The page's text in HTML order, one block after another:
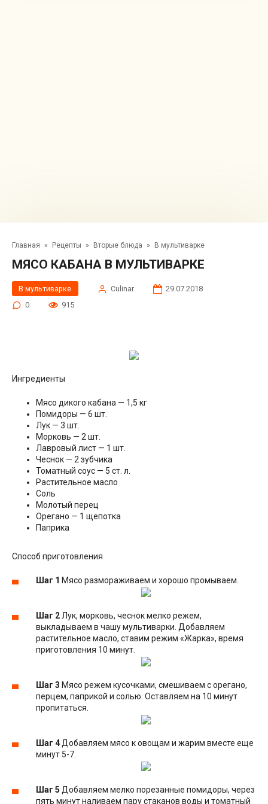
Главная » Рецепты » Вторые блюда » В мультиварке
МЯСО КАБАНА В МУЛЬТИВАРКЕ
В мультиварке Сulinar
29.07.2018
0
915
Ингредиенты
Мясо дикого кабана — 1,5 кг
Помидоры — 6 шт.
Лук — 3 шт.
Морковь — 2 шт.
Лавровый лист — 1 шт.
Чеснок — 2 зубчика
Томатный соус — 5 ст. л.
Растительное масло
Соль
Молотый перец
Орегано — 1 щепотка
Паприка
Способ приготовления
Шаг 1 Мясо размораживаем и хорошо промываем.
Шаг 2 Лук, морковь, чеснок мелко режем,
выкладываем в чашу мультиварки. Добавляем
растительное масло, ставим режим «Жарка», время
приготовления 10 минут.
Шаг 3 Мясо режем кусочками, смешиваем с орегано,
перцем, паприкой и солью. Оставляем на 10 минут
пропитаться.
Шаг 4 Добавляем мясо к овощам и жарим вместе еще
минут 5-7.
Шаг 5 Добавляем мелко порезанные помидоры, через
пять минут наливаем пару стаканов воды и томатный